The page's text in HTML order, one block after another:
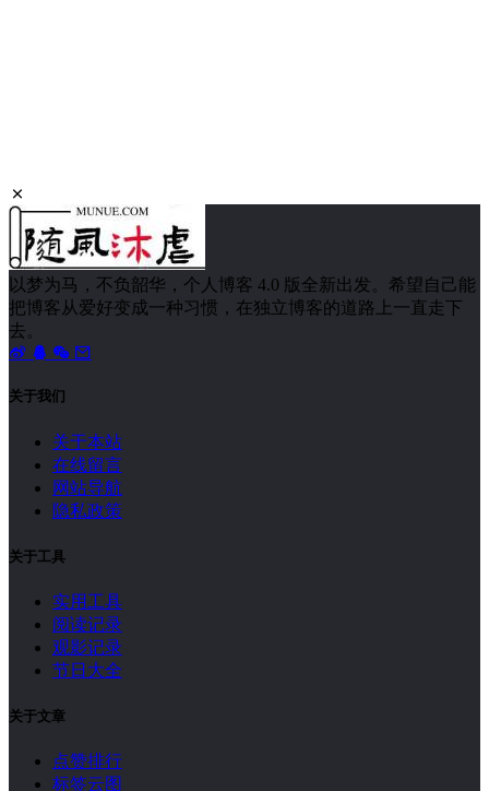
以梦为马，不负韶华，个人博客 4.0 版全新出发。希望自己能
把博客从爱好变成一种习惯，在独立博客的道路上一直走下
去。
关于我们
关于本站
在线留言
网站导航
隐私政策
关于工具
实用工具
阅读记录
观影记录
节日大全
关于文章
点赞排行
标签云图